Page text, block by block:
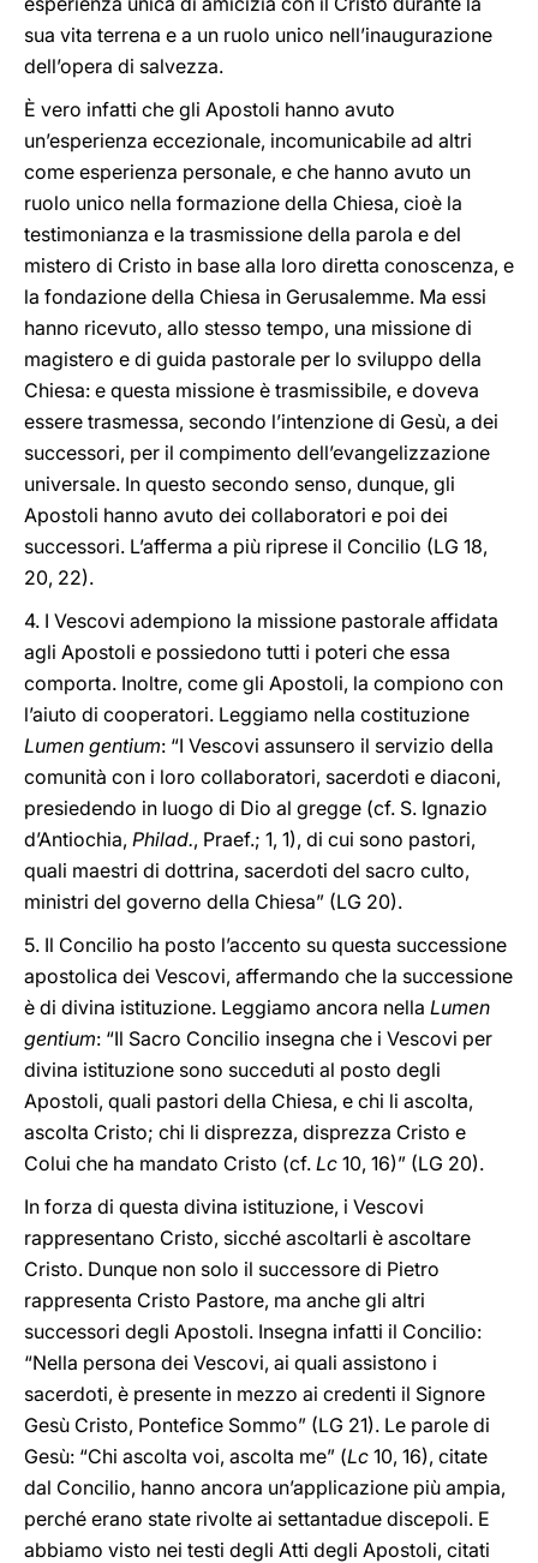
sua vita terrena e a un ruolo unico nell’inaugurazione
dell’opera di salvezza.
È vero infatti che gli Apostoli hanno avuto
un’esperienza eccezionale, incomunicabile ad altri
come esperienza personale, e che hanno avuto un
ruolo unico nella formazione della Chiesa, cioè la
testimonianza e la trasmissione della parola e del
mistero di Cristo in base alla loro diretta conoscenza, e
la fondazione della Chiesa in Gerusalemme. Ma essi
hanno ricevuto, allo stesso tempo, una missione di
magistero e di guida pastorale per lo sviluppo della
Chiesa: e questa missione è trasmissibile, e doveva
essere trasmessa, secondo l’intenzione di Gesù, a dei
successori, per il compimento dell’evangelizzazione
universale. In questo secondo senso, dunque, gli
Apostoli hanno avuto dei collaboratori e poi dei
successori. L’afferma a più riprese il Concilio (LG 18,
20, 22).
4. I Vescovi adempiono la missione pastorale affidata
agli Apostoli e possiedono tutti i poteri che essa
comporta. Inoltre, come gli Apostoli, la compiono con
l’aiuto di cooperatori. Leggiamo nella costituzione
Lumen gentium: “I Vescovi assunsero il servizio della
comunità con i loro collaboratori, sacerdoti e diaconi,
presiedendo in luogo di Dio al gregge (cf. S. Ignazio
d’Antiochia, Philad., Praef.; 1, 1), di cui sono pastori,
quali maestri di dottrina, sacerdoti del sacro culto,
ministri del governo della Chiesa” (LG 20).
5. Il Concilio ha posto l’accento su questa successione
apostolica dei Vescovi, affermando che la successione
è di divina istituzione. Leggiamo ancora nella Lumen
gentium: “Il Sacro Concilio insegna che i Vescovi per
divina istituzione sono succeduti al posto degli
Apostoli, quali pastori della Chiesa, e chi li ascolta,
ascolta Cristo; chi li disprezza, disprezza Cristo e
Colui che ha mandato Cristo (cf. Lc 10, 16)” (LG 20).
In forza di questa divina istituzione, i Vescovi
rappresentano Cristo, sicché ascoltarli è ascoltare
Cristo. Dunque non solo il successore di Pietro
rappresenta Cristo Pastore, ma anche gli altri
successori degli Apostoli. Insegna infatti il Concilio:
“Nella persona dei Vescovi, ai quali assistono i
sacerdoti, è presente in mezzo ai credenti il Signore
Gesù Cristo, Pontefice Sommo” (LG 21). Le parole di
Gesù: “Chi ascolta voi, ascolta me” (Lc 10, 16), citate
dal Concilio, hanno ancora un’applicazione più ampia,
perché erano state rivolte ai settantadue discepoli. E
abbiamo visto nei testi degli Atti degli Apostoli, citati